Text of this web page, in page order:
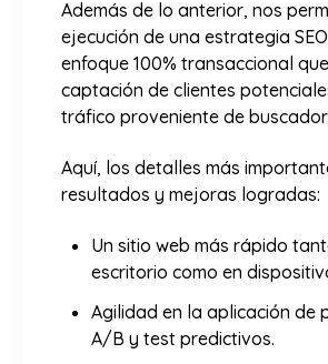
Además de lo anterior, nos
ejecución de una estrategia
enfoque 100% transaccional
captación de clientes
tráfico proveniente de
Aquí, los detalles más
resultados y mejoras logradas:
Un sitio web más rápido
escritorio como en
Agilidad en la aplicación de
A/B y test predictivos.